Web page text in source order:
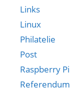
Links
Linux
Philatelie
Post
Raspberry Pi
Referendum